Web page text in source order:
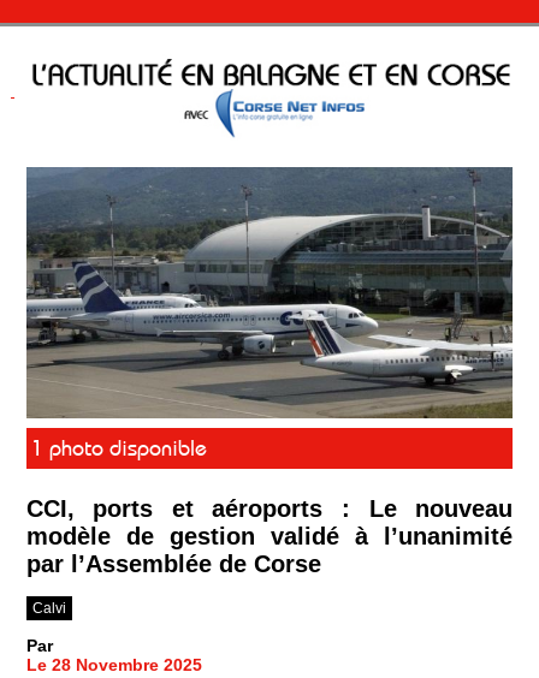
1 photo disponible
CCI, ports et aéroports : Le nouveau
modèle de gestion validé à l’unanimité
par l’Assemblée de Corse
Calvi
Par
Le 28 Novembre 2025